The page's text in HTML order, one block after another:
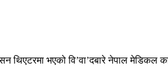
थिएटरमा भएको वि’वा’दबारे नेपाल